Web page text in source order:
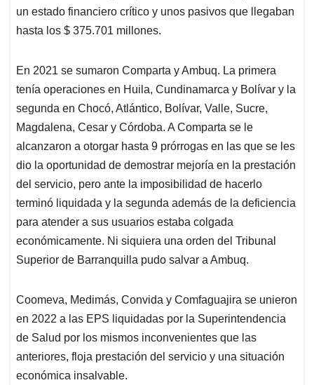
un estado financiero crítico y unos pasivos que llegaban
hasta los $ 375.701 millones.
En 2021 se sumaron Comparta y Ambuq. La primera
tenía operaciones en Huila, Cundinamarca y Bolívar y la
segunda en Chocó, Atlántico, Bolívar, Valle, Sucre,
Magdalena, Cesar y Córdoba. A Comparta se le
alcanzaron a otorgar hasta 9 prórrogas en las que se les
dio la oportunidad de demostrar mejoría en la prestación
del servicio, pero ante la imposibilidad de hacerlo
terminó liquidada y la segunda además de la deficiencia
para atender a sus usuarios estaba colgada
económicamente. Ni siquiera una orden del Tribunal
Superior de Barranquilla pudo salvar a Ambuq.
Coomeva, Medimás, Convida y Comfaguajira se unieron
en 2022 a las EPS liquidadas por la Superintendencia
de Salud por los mismos inconvenientes que las
anteriores, floja prestación del servicio y una situación
económica insalvable.